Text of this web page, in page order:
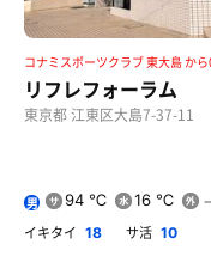
コナミスポーツクラブ 東大島 か
リフレフォーラム
東京都 江東区大島7-37-11
男 94 ℃ 16 ℃
イキタイ 18 サ活 10